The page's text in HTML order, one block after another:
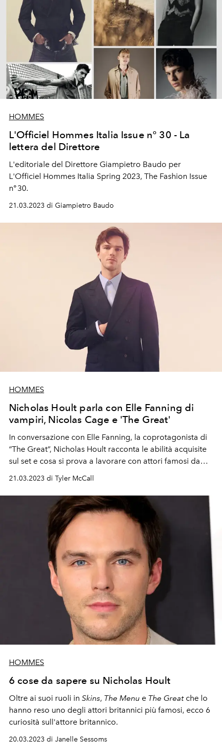
HOMMES
L'Officiel Hommes Italia Issue n° 30 - La
lettera del Direttore
L'editoriale del Direttore Giampietro Baudo per
L'Officiel Hommes Italia Spring 2023, The Fashion Issue
n° 30.
21.03.2023 di Giampietro Baudo
HOMMES
Nicholas Hoult parla con Elle Fanning di
vampiri, Nicolas Cage e 'The Great'
In conversazione con Elle Fanning, la coprotagonista di
“The Great”, Nicholas Hoult racconta le abilità acquisite
sul set e cosa si prova a lavorare con attori famosi da
21.03.2023 di Tyler McCall
HOMMES
6 cose da sapere su Nicholas Hoult
Oltre ai suoi ruoli in Skins, The Menu e The Great che lo
hanno reso uno degli attori britannici più famosi, ecco 6
curiosità sull'attore britannico.
20.03.2023 di Janelle Sessoms